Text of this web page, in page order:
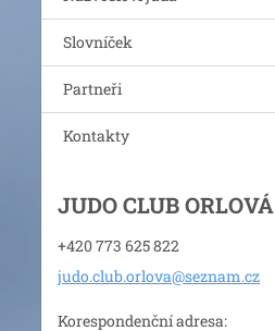
Slovníček
Partneři
Kontakty
JUDO CLUB ORLOVÁ
+420 773 625 822
judo.club.orlova@seznam.cz
Korespondenční adresa: